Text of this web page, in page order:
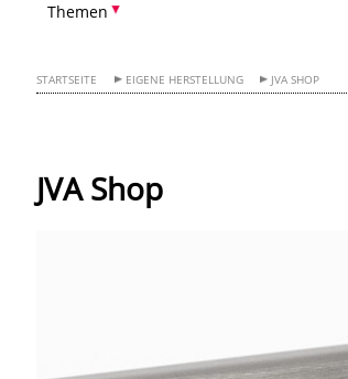
Themen
STARTSEITE EIGENE HERSTELLUNG JVA SHOP
JVA Shop